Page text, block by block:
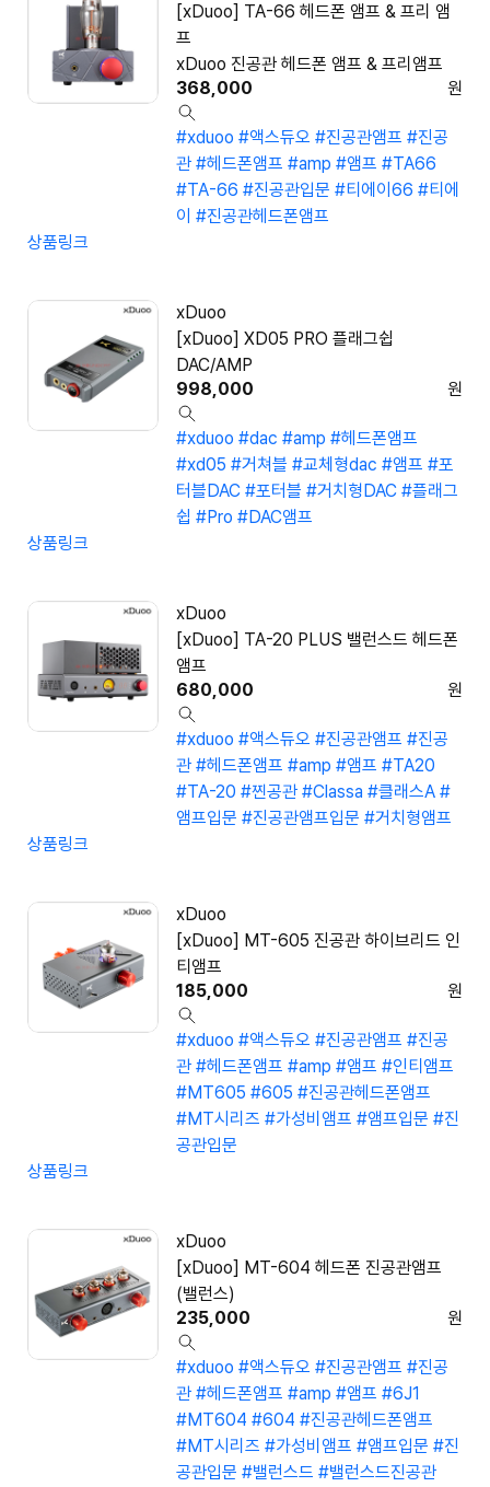
[xDuoo] TA-66 헤드폰 앰프 & 프리 앰
프
xDuoo 진공관 헤드폰 앰프 & 프리앰프
368,000
원
#xduoo #액스듀오 #진공관앰프 #진공
관 #헤드폰앰프 #amp #앰프 #TA66
#TA-66 #진공관입문 #티에이66 #티에
이 #진공관헤드폰앰프
상품링크
xDuoo
[xDuoo] XD05 PRO 플래그쉽
DAC/AMP
998,000
원
#xduoo #dac #amp #헤드폰앰프
#xd05 #거쳐블 #교체형dac #앰프 #포
터블DAC #포터블 #거치형DAC #플래그
쉽 #Pro #DAC앰프
상품링크
xDuoo
[xDuoo] TA-20 PLUS 밸런스드 헤드폰
앰프
680,000
원
#xduoo #액스듀오 #진공관앰프 #진공
관 #헤드폰앰프 #amp #앰프 #TA20
#TA-20 #찐공관 #Classa #클래스A #
앰프입문 #진공관앰프입문 #거치형앰프
상품링크
xDuoo
[xDuoo] MT-605 진공관 하이브리드 인
티앰프
185,000
원
#xduoo #액스듀오 #진공관앰프 #진공
관 #헤드폰앰프 #amp #앰프 #인티앰프
#MT605 #605 #진공관헤드폰앰프
#MT시리즈 #가성비앰프 #앰프입문 #진
공관입문
상품링크
xDuoo
[xDuoo] MT-604 헤드폰 진공관앰프
(밸런스)
235,000
원
#xduoo #액스듀오 #진공관앰프 #진공
관 #헤드폰앰프 #amp #앰프 #6J1
#MT604 #604 #진공관헤드폰앰프
#MT시리즈 #가성비앰프 #앰프입문 #진
공관입문 #밸런스드 #밸런스드진공관